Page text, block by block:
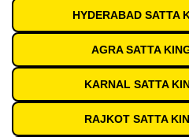
HYDERABAD SATTA
AGRA SATTA
KARNAL SATTA
RAJKOT SATTA